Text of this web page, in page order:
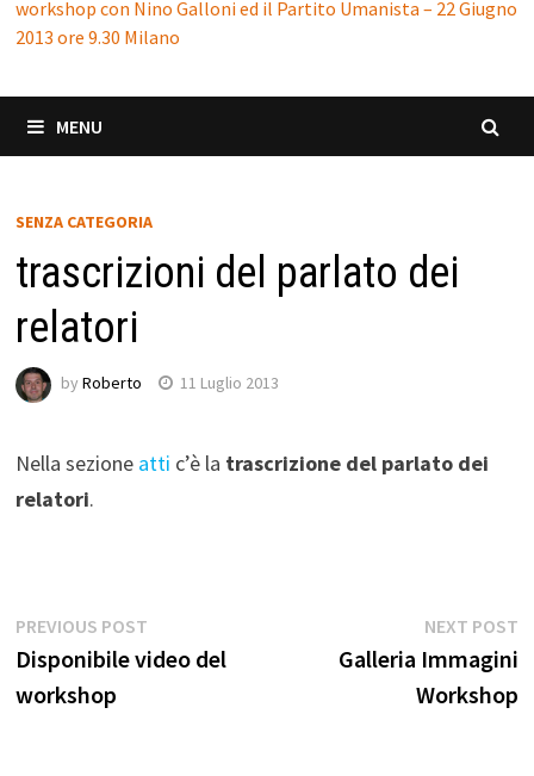
workshop con Nino Galloni ed il Partito Umanista – 22 Giugno
2013 ore 9.30 Milano
MENU
SENZA CATEGORIA
trascrizioni del parlato dei
relatori
by Roberto 11 Luglio 2013
Nella sezione atti c’è la trascrizione del parlato dei
relatori.
Navigazione
articoli
PREVIOUS POSTPrevious
post:
Disponibile video del
workshop
NEXT POST
Galleria Immagini
Workshop